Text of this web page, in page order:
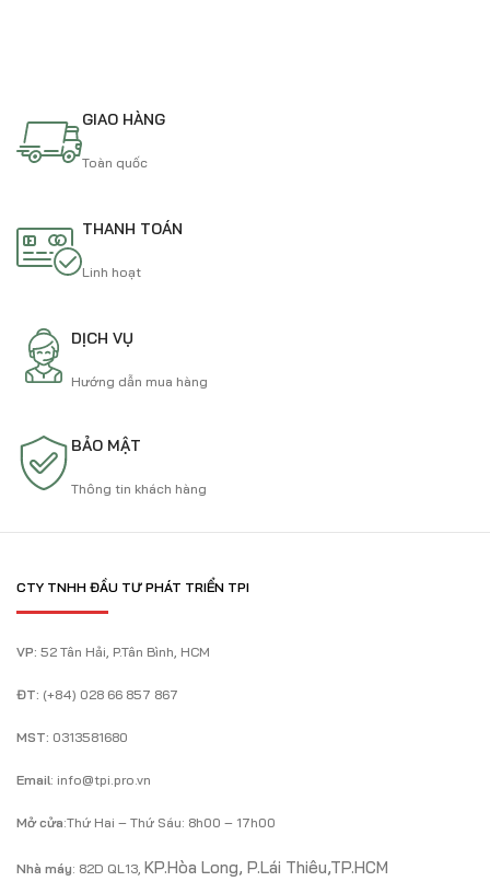
GIAO HÀNG
Toàn quốc
THANH TOÁN
Linh hoạt
DỊCH VỤ
Hướng dẫn mua hàng
BẢO MẬT
Thông tin khách hàng
CTY TNHH ĐẦU TƯ PHÁT TRIỂN TPI
VP: 52 Tân Hải, P.Tân Bình, HCM
ĐT: (+84) 028 66 857 867
MST: 0313581680
Email: info@tpi.pro.vn
Mở cửa:Thứ Hai – Thứ Sáu: 8h00 – 17h00
Nhà máy: 82D QL13, KP.Hòa Long, P.Lái Thiêu,TP.HCM